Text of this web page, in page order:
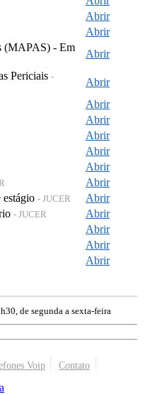
Abrir
Abrir
(MAPAS) - Em
Abrir
Periciais -
Abrir
Abrir
Abrir
Abrir
Abrir
Abrir
Abrir
estágio - JUCER
Abrir
- JUCER
Abrir
Abrir
Abrir
Abrir
de segunda a sexta-feira
Voip
Contato